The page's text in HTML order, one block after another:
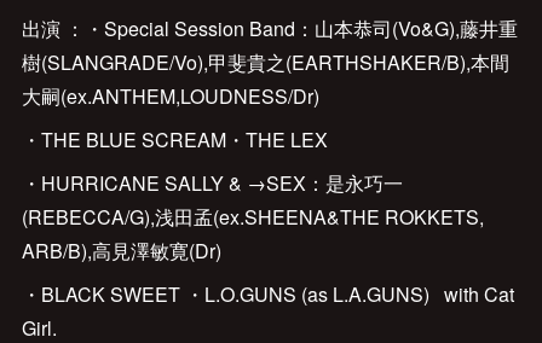
出演 ：・Special Session Band：山本恭司(Vo&G),藤井重
樹(SLANGRADE/Vo),甲斐貴之(EARTHSHAKER/B),本間
大嗣(ex.ANTHEM,LOUDNESS/Dr)
・THE BLUE SCREAM・THE LEX
・HURRICANE SALLY & →SEX：是永巧一
(REBECCA/G),浅田孟(ex.SHEENA&THE ROKKETS,
ARB/B),高見澤敏寛(Dr)
・BLACK SWEET ・L.O.GUNS (as L.A.GUNS) with Cat
Girl.